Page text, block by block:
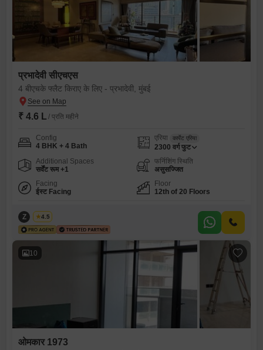
प्रभादेवी सीएचएस
4 बीएचके फ्लैट किराए के लिए - प्रभादेवी, मुंबई
₹ 4.6 L / प्रति महीने
Config
4 BHK + 4 Bath
एरिया कार्पेट एरिया
2300 वर्ग फुट
Additional Spaces
सर्वेंट रूम +1
फर्निशिंग स्थिति
असुसज्जित
Facing
ईस्ट Facing
Floor
12th of 20 Floors
Z Zeltro
4.5
10
ओमकार 1973